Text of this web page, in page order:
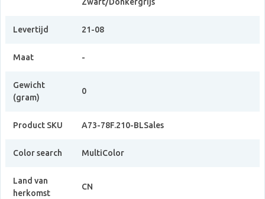
Zwart/Donkergrijs
Levertijd 21-08
Maat -
Gewicht
(gram)
0
Product SKU A73-78F.210-BLSales
Color search MultiColor
Land van
herkomst
CN